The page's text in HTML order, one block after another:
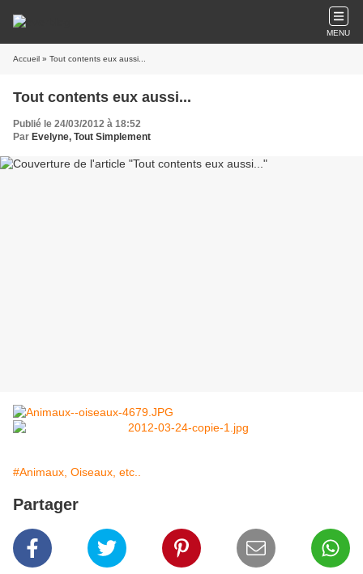
MENU
Accueil » Tout contents eux aussi...
Tout contents eux aussi...
Publié le 24/03/2012 à 18:52
Par Evelyne, Tout Simplement
#Animaux, Oiseaux, etc..
Partager